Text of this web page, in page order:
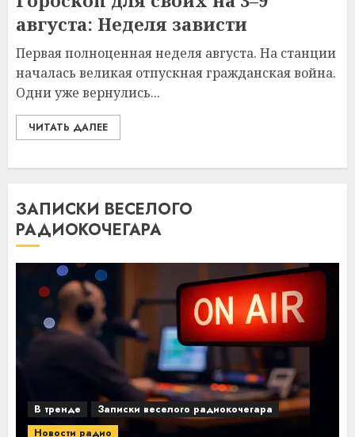
августа: Неделя зависти
Первая полноценная неделя августа. На станции
началась великая отпускная гражданская война.
Одни уже вернулись...
ЧИТАТЬ ДАЛЕЕ
ЗАПИСКИ ВЕСЕЛОГО
РАДИОКОЧЕГАРА
В тренде
Записки веселого радиокочегара
Новости радио